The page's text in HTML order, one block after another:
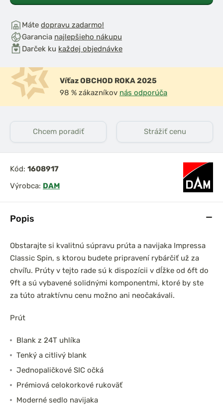
Popis
Obstarajte si kvalitnú súpravu prúta a navijaka Impressa
Classic Spin, s ktorou budete pripravení rybárčiť už za
chvíľu. Prúty v tejto rade sú k dispozícii v dĺžke od 6ft do
9ft a sú vybavené solidnými komponentmi, ktoré by ste
za túto atraktívnu cenu možno ani neočakávali.
Prút
Blank z 24T uhlíka
Tenký a citlivý blank
Jednopaličkové SIC očká
Prémiová celokorkové rukoväť
Moderné sedlo navijaka
Máte dopravu zadarmo!
Garancia najlepšieho nákupu
Darček ku každej objednávke
Víťaz OBCHOD ROKA 2025
98 % zákazníkov nás odporúča
Chcem poradiť Strážiť cenu
Kód: 1608917
Výrobca: DAM